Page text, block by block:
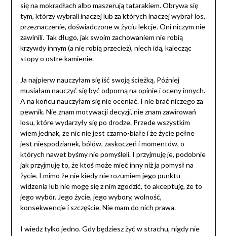
się na mokradłach albo maszerują tatarakiem. Obrywa się
tym, którzy wybrali inaczej lub za których inaczej wybrał los,
przeznaczenie, doświadczone w życiu lekcje. Oni niczym nie
zawinili. Tak długo, jak swoim zachowaniem nie robią
krzywdy innym (a nie robią przecież), niech idą, kalecząc
stopy o ostre kamienie.
Ja najpierw nauczyłam się iść swoją ścieżką. Później
musiałam nauczyć się być odporną na opinie i oceny innych.
A na końcu nauczyłam się nie oceniać. I nie brać niczego za
pewnik. Nie znam motywacji decyzji, nie znam zawirowań
losu, które wydarzyły się po drodze. Przede wszystkim
wiem jednak, że nic nie jest czarno-białe i że życie pełne
jest niespodzianek, bólów, zaskoczeń i momentów, o
których nawet byśmy nie pomyśleli. I przyjmuję je, podobnie
jak przyjmuję to, że ktoś może mieć inny niż ja pomysł na
życie. I mimo że nie kiedy nie rozumiem jego punktu
widzenia lub nie mogę się z nim zgodzić, to akceptuję, że to
jego wybór. Jego życie, jego wybory, wolność,
konsekwencje i szczęście. Nie mam do nich prawa.
I wiedz tylko jedno. Gdy będziesz żyć w strachu, nigdy nie